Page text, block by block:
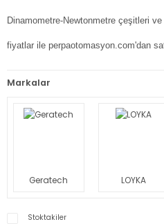
Dinamometre-Newtonmetre çeşitleri
fiyatlar ile perpaotomasyon.com'dan
Markalar
Geratech LOYKA
Stoktakiler